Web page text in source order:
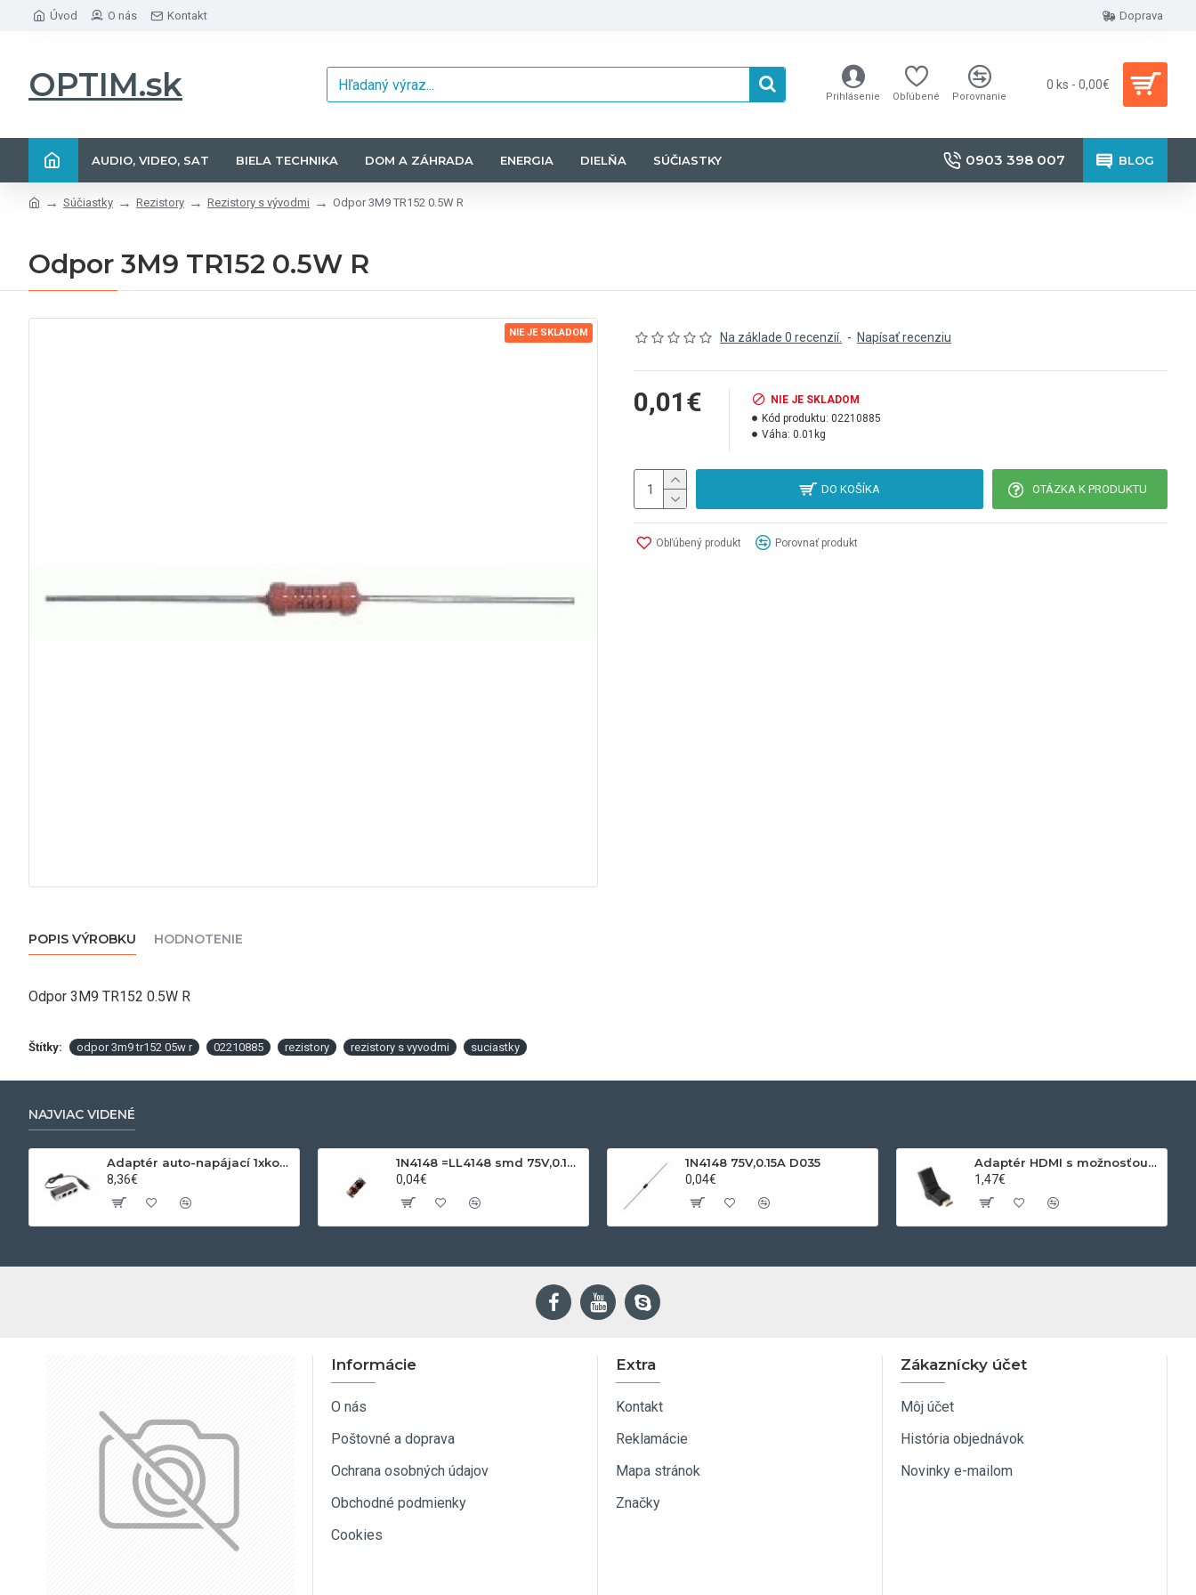
Úvod O nás Kontakt Doprava
OPTIM.sk Prihlásenie Obľúbené Porovnanie
0 ks - 0,00€
AUDIO, VIDEO, SAT BIELA TECHNIKA DOM A ZÁHRADA ENERGIA DIELŇA SÚČIASTKY 0903 398 007 BLOG
Súčiastky Rezistory Rezistory s vývodmi Odpor 3M9 TR152 0.5W R
Odpor 3M9 TR152 0.5W R
NIE JE SKLADOM Na základe 0 recenzií. - Napísať recenziu
0,01€
NIE JE SKLADOM
Kód produktu: 02210885
Váha: 0.01kg
DO KOŠÍKA OTÁZKA K PRODUKTU
Obľúbený produkt Porovnať produkt
POPIS VÝROBKU HODNOTENIE
Odpor 3M9 TR152 0.5W R
Štítky: odpor 3m9 tr152 05w r 02210885 rezistory rezistory s vyvodmi suciastky
NAJVIAC VIDENÉ
Adaptér auto-napájací 1xkon./3x zdierka- 12/24V, USB 1000mA
8,36€
1N4148 =LL4148 smd 75V,0.15A SOD80C
0,04€
1N4148 75V,0.15A D035
0,04€
Adaptér HDMI s možnosťou otáčania
1,47€
Informácie
O nás
Poštovné a doprava
Ochrana osobných údajov
Obchodné podmienky
Cookies
Extra
Kontakt
Reklamácie
Mapa stránok
Značky
Zákaznícky účet
Môj účet
História objednávok
Novinky e-mailom